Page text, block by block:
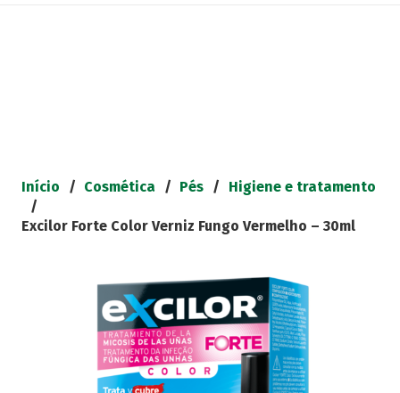
Início / Cosmética / Pés /
Higiene e tratamento
/
Excilor Forte Color Verniz Fungo Vermelho – 30ml